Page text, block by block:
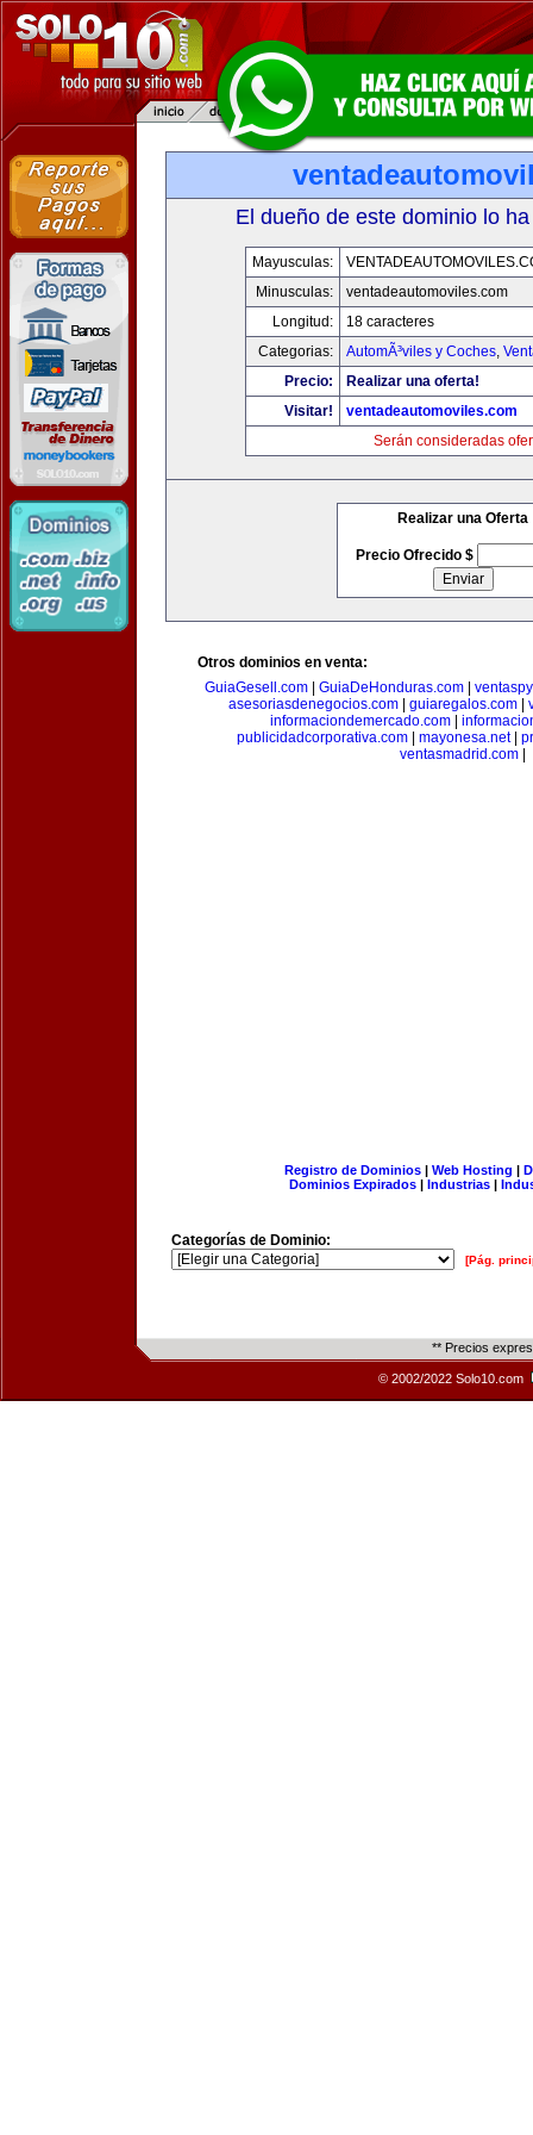
El dueño de este dominio lo
Mayusculas:
Minusculas:
ventadeautomoviles.com
Longitud:
18 caracteres
Categorias:
AutomÃ³viles y Coches,
Precio:
Realizar una oferta!
Visitar!
ventadeautomoviles.com
Serán consideradas
Realizar una Oferta
Precio Ofrecido $
Otros dominios en venta:
GuiaGesell.com| GuiaDeHonduras.com|
asesoriasdenegocios.com
guiaregalos.com
informaciondemercado.com|
publicidadcorporativa.com
mayonesa.net|
ventasmadrid.com
Registro de Dominios| Web Hosting |
Dominios Expirados | Industrias |
Categorías de Dominio:
[Pág.
** Precios
© 2002/2022 Solo10.com